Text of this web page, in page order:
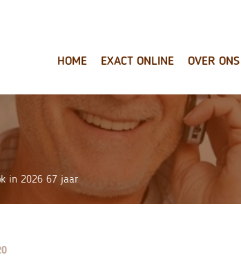
HOME EXACT ONLINE OVER ONS
in 2026 67 jaar